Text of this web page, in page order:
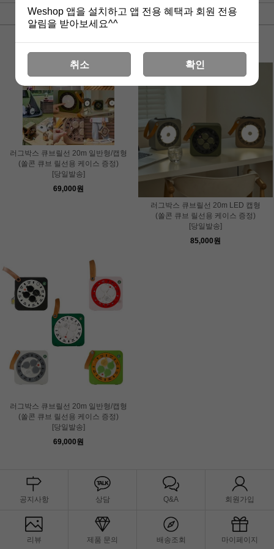
최신순 낮은가격 높은가격 판매순위 상품명
러그박스 큐브릴선 20m 일반형/캡형
(쏠콘 큐브 릴선용 케이스 증정)
[당일발송]
69,000원
러그박스 큐브릴선 20m LED 캡형
(쏠콘 큐브 릴선용 케이스 증정)
[당일발송]
85,000원
러그박스 큐브릴선 20m 일반형/캡형
(쏠콘 큐브 릴선용 케이스 증정)
[당일발송]
69,000원
공지사항 상담 Q&A 회원가입
리뷰 제품 문의 배송조회 마이페이지
Weshop 앱을 설치하고 앱 전용 혜택과 회원 전용
알림을 받아보세요^^
취소 확인